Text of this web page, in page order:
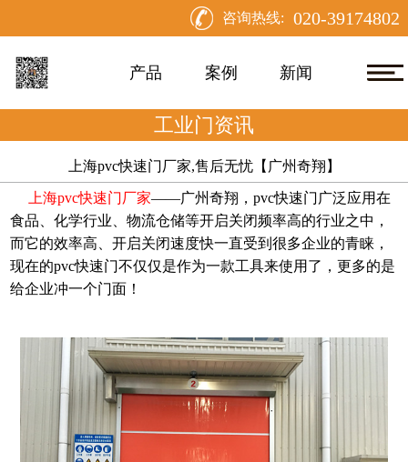
咨询热线: 020-39174802
产品 案例 新闻
工业门资讯
上海pvc快速门厂家,售后无忧【广州奇翔】
上海pvc快速门厂家——广州奇翔，pvc快速门广泛应用在
食品、化学行业、物流仓储等开启关闭频率高的行业之中，
而它的效率高、开启关闭速度快一直受到很多企业的青睐，
现在的pvc快速门不仅仅是作为一款工具来使用了，更多的是
给企业冲一个门面！